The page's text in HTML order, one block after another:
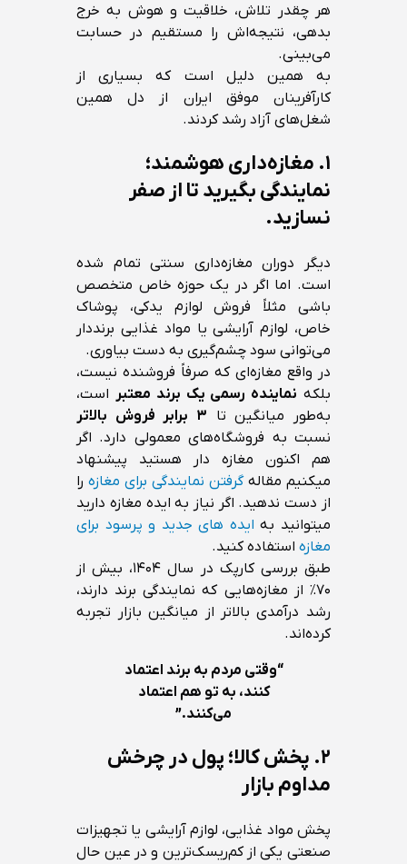
هر چقدر تلاش، خلاقیت و هوش به خرج
بدهی، نتیجه‌اش را مستقیم در حسابت
می‌بینی.
به همین دلیل است که بسیاری از
کارآفرینان موفق ایران از دل همین
شغل‌های آزاد رشد کردند.
۱. مغازه‌داری هوشمند؛
نمایندگی بگیرید تا از صفر
نسازید.
دیگر دوران مغازه‌داری سنتی تمام شده
است. اما اگر در یک حوزه خاص متخصص
باشی مثلاً فروش لوازم یدکی، پوشاک
خاص، لوازم آرایشی یا مواد غذایی برنددار
می‌توانی سود چشم‌گیری به دست بیاوری.
در واقع مغازه‌ای که صرفاً فروشنده نیست،
بلکه نماینده رسمی یک برند معتبر است،
به‌طور میانگین تا ۳ برابر فروش بالاتر
نسبت به فروشگاه‌های معمولی دارد. اگر
هم اکنون مغازه دار هستید پیشنهاد
میکنیم مقالهگرفتن نمایندگی برای مغازهرا
از دست ندهید. اگر نیاز به ایده مغازه دارید
میتوانید به ایده های جدید و پرسود برای
مغازه استفاده کنید.
طبق بررسی کارپک در سال ۱۴۰۴، بیش از
۷۰٪ از مغازه‌هایی که نمایندگی برند دارند،
رشد درآمدی بالاتر از میانگین بازار تجربه
کرده‌اند.
“وقتی مردم به برند اعتماد
کنند، به تو هم اعتماد
می‌کنند.”
۲. پخش کالا؛ پول در چرخش
مداوم بازار
پخش مواد غذایی، لوازم آرایشی یا تجهیزات
صنعتی یکی از کم‌ریسک‌ترین و در عین حال